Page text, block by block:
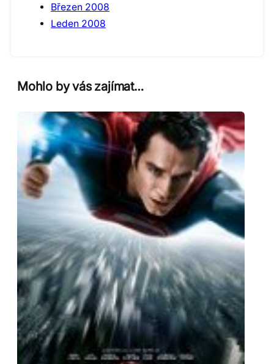
Březen 2008
Leden 2008
Mohlo by vás zajímat…